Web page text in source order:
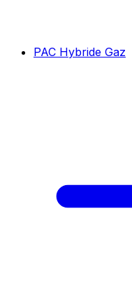
PAC Hybride Gaz